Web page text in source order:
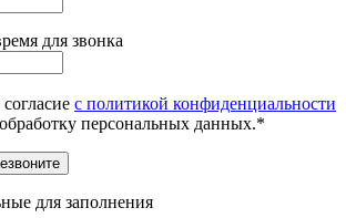
для звонка
с политикой конфиденциальности
персональных данных.*
для заполнения